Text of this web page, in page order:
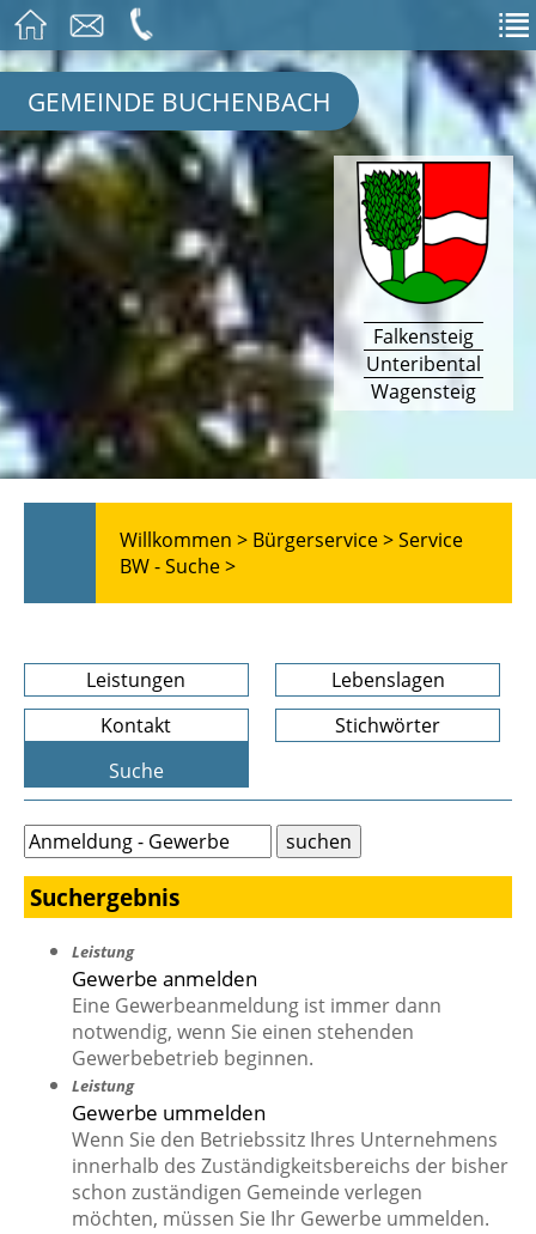
GEMEINDE BUCHENBACH
Falkensteig
Unteribental
Wagensteig
Willkommen > Bürgerservice >Service
BW - Suche >
Leistungen
Lebenslagen
Kontakt
Stichwörter
Suche
Suchergebnis
Leistung
Gewerbe anmelden
Eine Gewerbeanmeldung ist immer dann
notwendig, wenn Sie einen stehenden
Gewerbebetrieb beginnen.
Leistung
Gewerbe ummelden
Wenn Sie den Betriebssitz Ihres Unternehmens
innerhalb des Zuständigkeitsbereichs der bisher
schon zuständigen Gemeinde verlegen
möchten, müssen Sie Ihr Gewerbe ummelden.